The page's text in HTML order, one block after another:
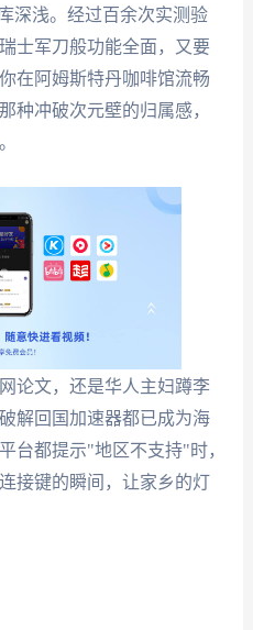
深浅。经过百余次实测验
士军刀般功能全面，又要
在阿姆斯特丹咖啡馆流畅
种冲破次元壁的归属感，
论文，还是华人主妇蹲李
解回国加速器都已成为海
台都提示"地区不支持"时，
接键的瞬间，让家乡的灯